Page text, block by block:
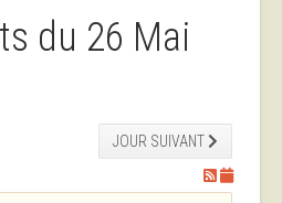
du 26 Mai
JOUR SUIVANT